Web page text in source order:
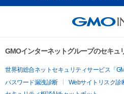
GMOインターネットグループのセキュ
世界初総合ネットセキュリティサービス「
パスワード漏洩診断
Webサイトリスク診